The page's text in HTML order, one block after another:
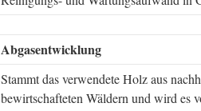
Abgasentwicklung
Stammt das verwendete Holz aus
bewirtschafteten Wäldern und wird es